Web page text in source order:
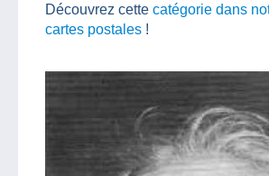
Découvrez cette catégorie dans
cartes postales !